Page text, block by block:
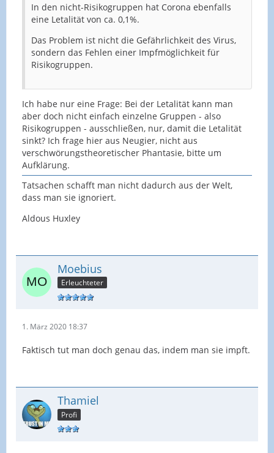
In den nicht-Risikogruppen hat Corona ebenfalls
eine Letalität von ca. 0,1%.
Das Problem ist nicht die Gefährlichkeit des Virus,
sondern das Fehlen einer Impfmöglichkeit für
Risikogruppen.
Ich habe nur eine Frage: Bei der Letalität kann man
aber doch nicht einfach einzelne Gruppen - also
Risikogruppen - ausschließen, nur, damit die Letalität
sinkt? Ich frage hier aus Neugier, nicht aus
verschwörungstheoretischer Phantasie, bitte um
Aufklärung.
Tatsachen schafft man nicht dadurch aus der Welt,
dass man sie ignoriert.
Aldous Huxley
Moebius
Erleuchteter
1. März 2020 18:37
Faktisch tut man doch genau das, indem man sie impft.
Thamiel
Profi